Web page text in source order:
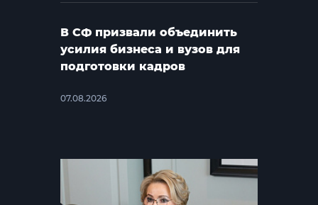
В СФ призвали объединить
усилия бизнеса и вузов для
подготовки кадров
07.08.2026